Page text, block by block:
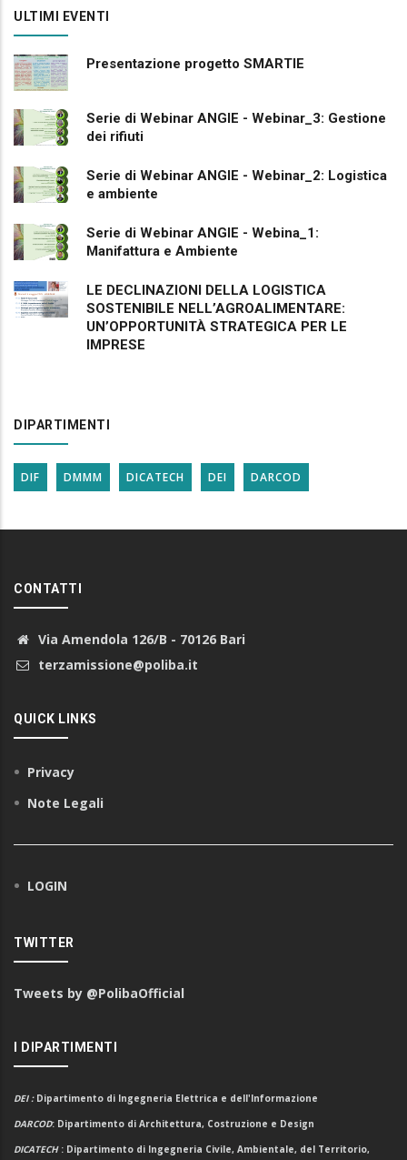
ULTIMI EVENTI
Presentazione progetto SMARTIE
Serie di Webinar ANGIE - Webinar_3: Gestione
dei rifiuti
Serie di Webinar ANGIE - Webinar_2: Logistica
e ambiente
Serie di Webinar ANGIE - Webina_1:
Manifattura e Ambiente
LE DECLINAZIONI DELLA LOGISTICA
SOSTENIBILE NELL’AGROALIMENTARE:
UN’OPPORTUNITÀ STRATEGICA PER LE
IMPRESE
DIPARTIMENTI
DIF DMMM DICATECH DEI DARCOD
CONTATTI
Via Amendola 126/B - 70126 Bari
terzamissione@poliba.it
QUICK LINKS
Privacy
Note Legali
LOGIN
TWITTER
Tweets by @PolibaOfficial
I DIPARTIMENTI
DEI : Dipartimento di Ingegneria Elettrica e dell'Informazione
DARCOD: Dipartimento di Architettura, Costruzione e Design
DICATECH : Dipartimento di Ingegneria Civile, Ambientale, del Territorio,